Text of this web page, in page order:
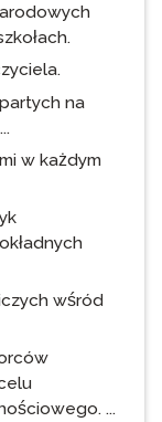
na
w każdym
wśród
...